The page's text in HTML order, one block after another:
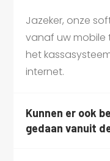
Jazeker, onze
vanaf uw mobile
het
internet.
Kunnen er ook
gedaan vanuit